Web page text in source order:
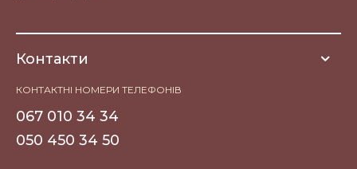
Контакти
КОНТАКТНІ НОМЕРИ ТЕЛЕФОНІВ
067 010 34 34
050 450 34 50